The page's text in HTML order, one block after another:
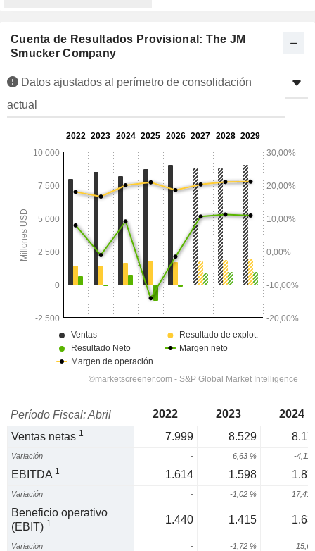
Cuenta de Resultados Provisional: The JM
Smucker Company
Datos ajustados al perímetro de consolidación
actual
Período Fiscal: Abril 2022 2023
2024
Ventas netas 1 7.999 8.529
Variación - 6,63 % -4,11
EBITDA 1 1.614 1.598
Variación - -1,02 % 17,41
Beneficio operativo
(EBIT) 1 1.440 1.415
Variación - -1,72 % 15,6